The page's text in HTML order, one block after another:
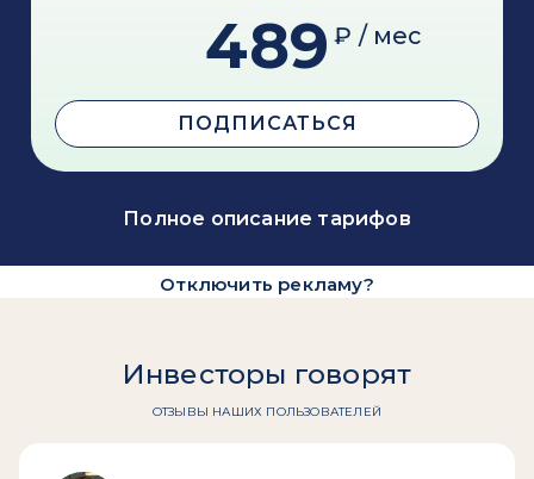
489 ₽ / мес
ПОДПИСАТЬСЯ
Полное описание тарифов
Отключить рекламу?
Инвесторы говорят
ОТЗЫВЫ НАШИХ ПОЛЬЗОВАТЕЛЕЙ